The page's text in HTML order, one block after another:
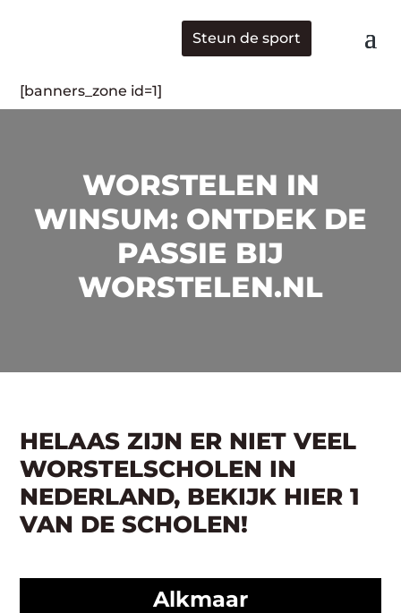
Steun de sport
[banners_zone id=1]
WORSTELEN IN
WINSUM: ONTDEK DE
PASSIE BIJ
WORSTELEN.NL
HELAAS ZIJN ER NIET VEEL
WORSTELSCHOLEN IN
NEDERLAND, BEKIJK HIER 1
VAN DE SCHOLEN!
Alkmaar